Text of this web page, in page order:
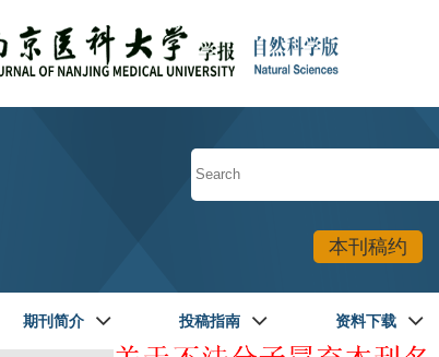
本刊稿约
期刊简介 投稿指南 资料下载